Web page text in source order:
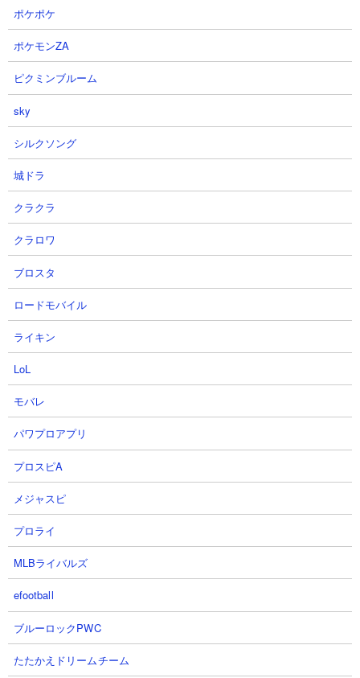
はネコラティスやニャトーンでクリアするのみ。動画後半ではに
ゃんまありバージョンも紹介してくれています。
３．眠りたての愛 漂流記とパーフェクトとムート
の3種だけで攻略
【出撃メンバー】
【攻略概要】
コンボ。使用するキャラは漂流記とパーフェクトとムートの3種の
み。早々とムートをミーニャに当ててHPを削り、ハサミーマンや
サイクロンは漂流記の停止妨害で無力化してムートの安全を確保
しています。ムートが少しでも被弾すると倒されてしまうので漂
流記の妨害発生運ゲー要素は大きいですが、見事それを制して攻
略に成功しています。
ポケポケ
ポケモンZA
ピクミンブルーム
sky
シルクソング
城ドラ
クラクラ
クラロワ
ブロスタ
ロードモバイル
ライキン
LoL
モバレ
パワプロアプリ
プロスピA
メジャスピ
プロライ
MLBライバルズ
efootball
ブルーロックPWC
たたかえドリームチーム